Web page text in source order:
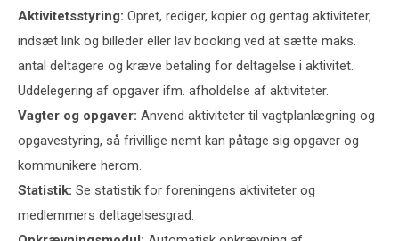
Aktivitetsstyring: Opret, rediger, kopier og gentag aktiviteter,
indsæt link og billeder eller lav booking ved at sætte maks.
antal deltagere og kræve betaling for deltagelse i aktivitet.
Uddelegering af opgaver ifm. afholdelse af aktiviteter.
Vagter og opgaver: Anvend aktiviteter til vagtplanlægning og
opgavestyring, så frivillige nemt kan påtage sig opgaver og
kommunikere herom.
Statistik: Se statistik for foreningens aktiviteter og
medlemmers deltagelsesgrad.